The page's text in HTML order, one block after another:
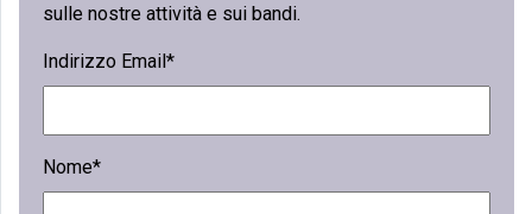
sulle nostre attività e sui bandi.
Indirizzo Email*
Nome*